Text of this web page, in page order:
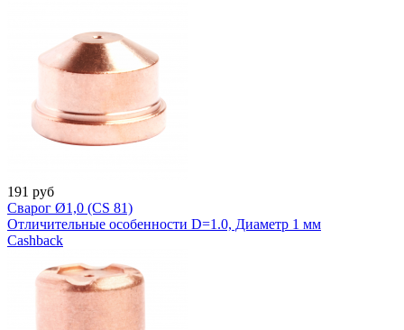
191 руб
Сварог Ø1,0 (CS 81)
Отличительные особенности D=1.0, Диаметр 1 мм
Cashback